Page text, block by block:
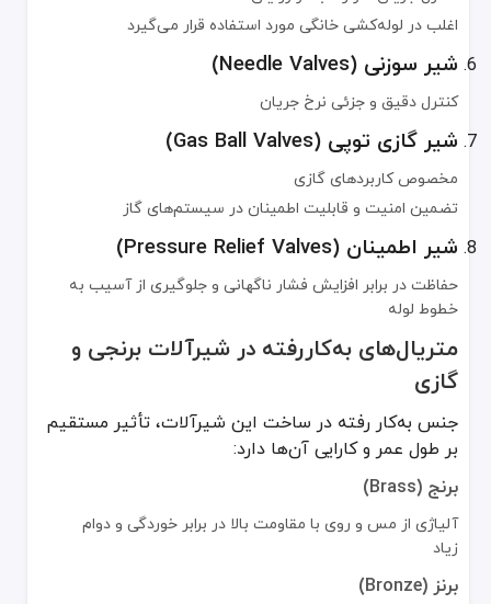
پلاستیک (PVC, CPVC)
معمولاً در فشار و دمای پایین کاربرد دارد
فرآیند تولید
شیرآلات برنجی و گازی، طی مراحل دقیقی برای حصول دقت و
ریخته‌گری (Casting)
ذوب فلز و قالب‌گیری برای تشکیل بدنه شیر
ماشین‌کاری (Machining)
استفاده از ماشین‌آلات CNC برای دستیابی به ابعاد دقیق و هم‌خوانی قطعات
پرداخت و آماده‌سازی سطح (Polishing & Finishing)
صیقل دادن سطوح برای حذف ناهمواری‌ها
استفاده از لایه‌های محافظتی برای افزایش دوام
مونتاژ و آزمون (Assembly & Testing)
کنترل کیفی و تست دقیق نشتی و عملکرد طبق استانداردهای ایمنی
استانداردها و گواهینامه‌های صنعتی
جهت تضمین ایمنی و کیفیت، شیرآلات برنجی و گازی باید مطابق با
اغلب در لوله‌کشی خانگی مورد استفاده قرار می‌گیرد
شیر سوزنی (Needle Valves)
کنترل دقیق و جزئی نرخ جریان
شیر گازی توپی (Gas Ball Valves)
مخصوص کاربردهای گازی
تضمین امنیت و قابلیت اطمینان در سیستم‌های گاز
شیر اطمینان (Pressure Relief Valves)
حفاظت در برابر افزایش فشار ناگهانی و جلوگیری از آسیب به
خطوط لوله
متریال‌های به‌کاررفته در شیرآلات برنجی و
گازی
جنس به‌کار رفته در ساخت این شیرآلات، تأثیر مستقیم
بر طول عمر و کارایی آن‌ها دارد:
برنج (Brass)
آلیاژی از مس و روی با مقاومت بالا در برابر خوردگی و دوام
زیاد
برنز (Bronze)